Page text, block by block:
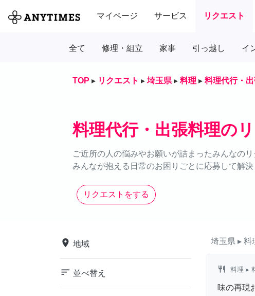
マイページ サービス リクエスト
全て 修理・組立 家事 引っ越し イ
TOP ▸ リクエスト ▸ 埼玉県 ▸ 料理 ▸ 料理代行・
料理代行・出張料理の
ご近所の人の悩みやお願いが詰まったみんなのリ
みんなが抱える日常のお困りごとに応募して解決
リクエストをする
place 地域
sort 並べ替え
埼玉県 ▸ 料
restaurant 料理 ▸
味の再現